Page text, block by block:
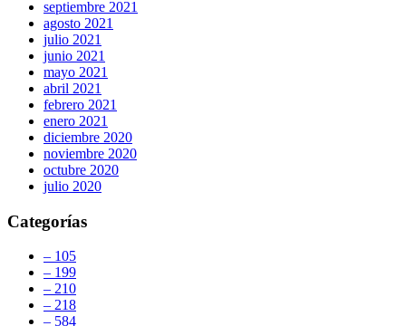
septiembre 2021
agosto 2021
julio 2021
junio 2021
mayo 2021
abril 2021
febrero 2021
enero 2021
diciembre 2020
noviembre 2020
octubre 2020
julio 2020
Categorías
– 105
– 199
– 210
– 218
– 584